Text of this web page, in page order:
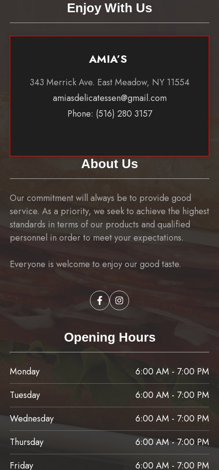
About Us
Our commitment will always be to provide good
service. As a priority, we seek to achieve the highest
standards in terms of our products and qualified
personnel in order to meet your expectations.
Everyone is welcome to enjoy our good taste.
Enjoy With Us
AMIA’S
343 Merrick Ave. East Meadow, NY 11554
amiasdelicatessen@gmail.com
Phone: (516) 280 3157
Opening Hours
Monday
6:00 AM - 7:00 PM
Tuesday
6:00 AM - 7:00 PM
Wednesday
6:00 AM - 7:00 PM
Thursday
6:00 AM - 7:00 PM
Friday
6:00 AM - 7:00 PM